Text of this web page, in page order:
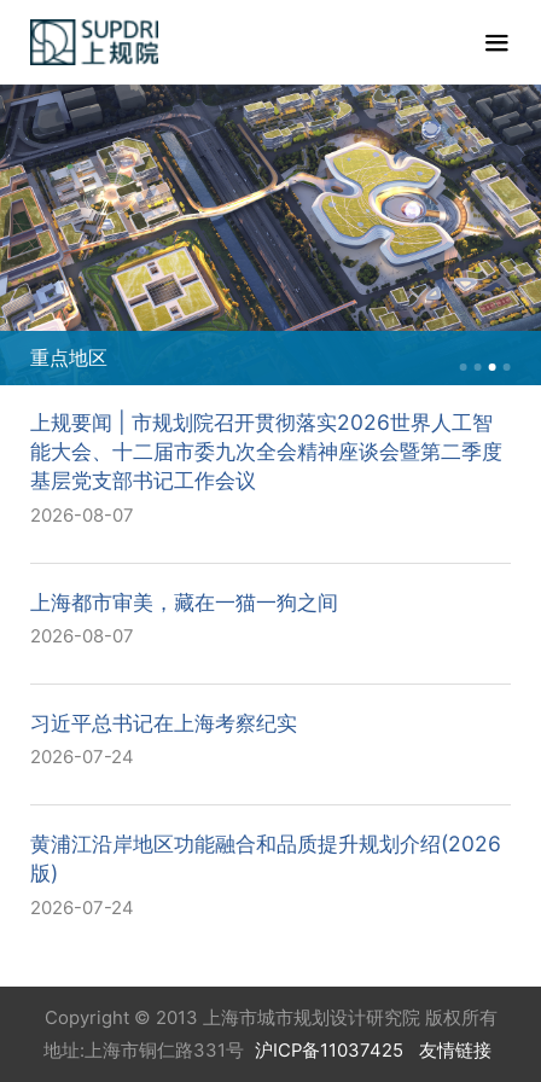
重点地区
上规要闻 | 市规划院召开贯彻落实2026世界人工智
能大会、十二届市委九次全会精神座谈会暨第二季度
基层党支部书记工作会议
2026-08-07
上海都市审美，藏在一猫一狗之间
2026-08-07
习近平总书记在上海考察纪实
2026-07-24
黄浦江沿岸地区功能融合和品质提升规划介绍(2026
版)
2026-07-24
Copyright © 2013 上海市城市规划设计研究院 版权所有
地址:上海市铜仁路331号 沪ICP备11037425 友情链接